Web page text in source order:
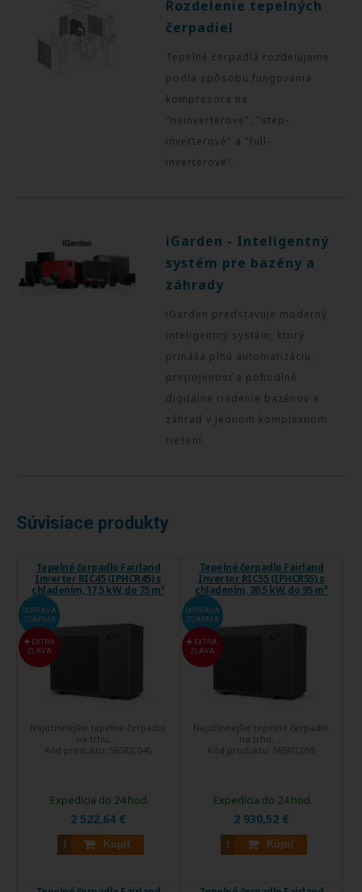
Rozdelenie tepelných
čerpadiel
Tepelné čerpadlá rozdeľujeme
podľa spôsobu fungovania
kompresora na
"neinverterové", "step-
inverterové" a "full-
inverterové".
iGarden - Inteligentný
systém pre bazény a
záhrady
iGarden predstavuje moderný
inteligentný systém, ktorý
prináša plnú automatizáciu,
prepojenosť a pohodlné
digitálne riadenie bazénov a
záhrad v jednom komplexnom
riešení.
Súvisiace produkty
Tepelné čerpadlo Fairland
Inverter RIC45 (IPHCR45) s
chladením, 17,5 kW, do 75 m³
DOPRAVA
ZDARMA
EXTRA
ZĽAVA
Najúčinnejšie tepelné čerpadlo
na trhu, ...
Kód produktu: 565RIC045
2 522,64 €
Kúpiť
Expedícia do 24 hod.
Tepelné čerpadlo Fairland
Inverter RIC55 (IPHCR55) s
chladením, 20,5 kW, do 95 m³
DOPRAVA
ZDARMA
EXTRA
ZĽAVA
Najúčinnejšie tepelné čerpadlo
na trhu, ...
Kód produktu: 565RIC055
2 930,52 €
Kúpiť
Expedícia do 24 hod.